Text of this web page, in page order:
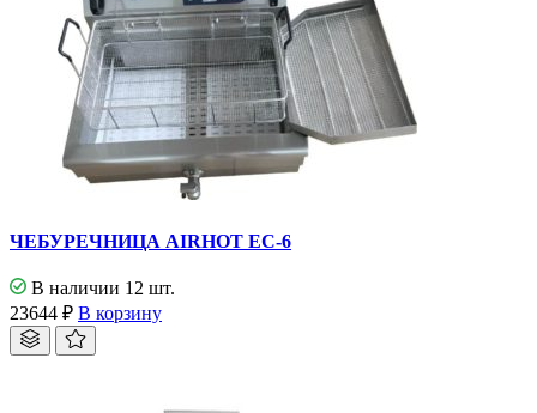
ЧЕБУРЕЧНИЦА AIRHOT EC-6
В наличии 12 шт.
23644 ₽ В корзину